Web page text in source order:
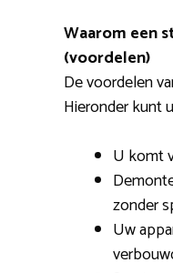
Waarom een
(voordelen)
De voordelen
Hieronder kunt
U komt
zonder
Uw